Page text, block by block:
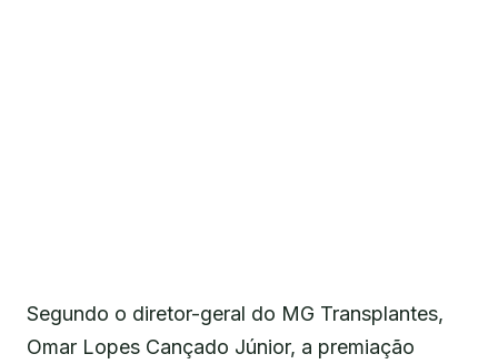
Segundo o diretor-geral do MG Transplantes,
Omar Lopes Cançado Júnior, a premiação